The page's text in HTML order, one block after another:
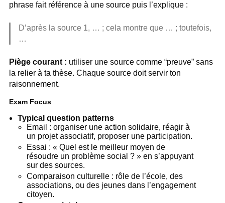
phrase fait référence à une source puis l’explique :
D’après la source 1, … ; cela montre que … ; toutefois,
…
Piège courant : utiliser une source comme “preuve” sans
la relier à ta thèse. Chaque source doit servir ton
raisonnement.
Exam Focus
Typical question patterns
Email : organiser une action solidaire, réagir à
un projet associatif, proposer une participation.
Essai : « Quel est le meilleur moyen de
résoudre un problème social ? » en s’appuyant
sur des sources.
Comparaison culturelle : rôle de l’école, des
associations, ou des jeunes dans l’engagement
citoyen.